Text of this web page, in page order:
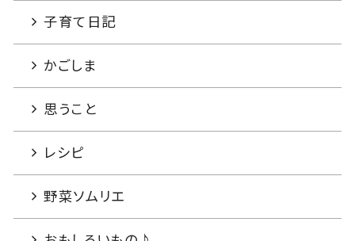
子育て日記
かごしま
思うこと
レシピ
野菜ソムリエ